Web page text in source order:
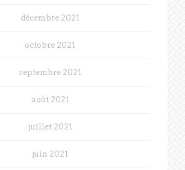
décembre 2021
octobre 2021
septembre 2021
août 2021
juillet 2021
juin 2021